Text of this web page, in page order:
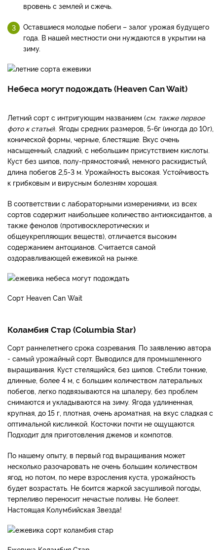
вровень с землей и сжечь.
Оставшиеся молодые побеги – залог урожая будущего
года. В нашей местности они нуждаются в укрытии на
зиму.
Небеса могут подождать (Heaven Can Wait)
Летний сорт с интригующим названием (см. также первое
фото к статье). Ягоды средних размеров, 5-6г (иногда до 10г),
конической формы, черные, блестящие. Вкус очень
насыщенный, сладкий, с небольшим присутствием кислоты.
Куст без шипов, полу-прямостоячий, немного раскидистый,
длина побегов 2,5-3 м. Урожайность высокая. Устойчивость
к грибковым и вирусным болезням хорошая.
В соответствии с лабораторными измерениями, из всех
сортов содержит наибольшее количество антиоксидантов, а
также фенолов (противосклеротических и
общеукрепляющих веществ), отличается высоким
содержанием антоцианов. Считается самой
оздоравливающей ежевикой на рынке.
Сорт Heaven Can Wait
Коламбия Стар (Columbia Star)
Сорт раннелетнего срока созревания. По заявлению автора
- самый урожайный сорт. Выводился для промышленного
выращивания. Куст стелящийся, без шипов. Стебли тонкие,
длинные, более 4 м, с большим количеством латеральных
побегов, легко подвязываются на шпалеру, без проблем
снимаются и укладываются на зиму. Ягода удлиненная,
крупная, до 15 г, плотная, очень ароматная, на вкус сладкая с
оптимальной кислинкой. Косточки почти не ощущаются.
Подходит для приготовления джемов и компотов.
По нашему опыту, в первый год выращивания может
несколько разочаровать не очень большим количеством
ягод, но потом, по мере взросления куста, урожайность
будет возрастать. Не боится жаркой засушливой погоды,
терпеливо переносит нечастые поливы. Не болеет.
Настоящая Колумбийская Звезда!